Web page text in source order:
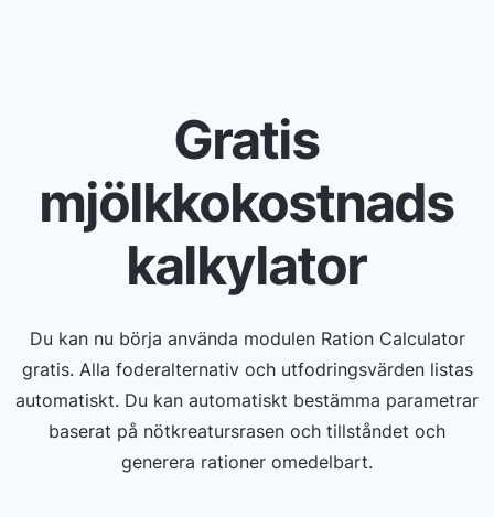
Gratis
mjölkkokostnads
kalkylator
Du kan nu börja använda modulen Ration Calculator
gratis. Alla foderalternativ och utfodringsvärden listas
automatiskt. Du kan automatiskt bestämma parametrar
baserat på nötkreatursrasen och tillståndet och
generera rationer omedelbart.